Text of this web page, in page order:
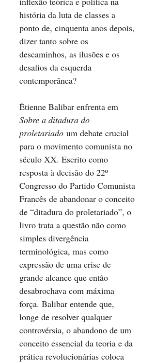
história da luta de classes a
ponto de, cinquenta anos depois,
dizer tanto sobre os
descaminhos, as ilusões e os
desafios da esquerda
contemporânea?
Étienne Balibar enfrenta em
Sobre a ditadura do
proletariado um debate crucial
para o movimento comunista no
século XX. Escrito como
resposta à decisão do 22º
Congresso do Partido Comunista
Francês de abandonar o conceito
de “ditadura do proletariado”, o
livro trata a questão não como
simples divergência
terminológica, mas como
expressão de uma crise de
grande alcance que então
desabrochava com máxima
força. Balibar entende que,
longe de resolver qualquer
controvérsia, o abandono de um
conceito essencial da teoria e da
prática revolucionárias coloca